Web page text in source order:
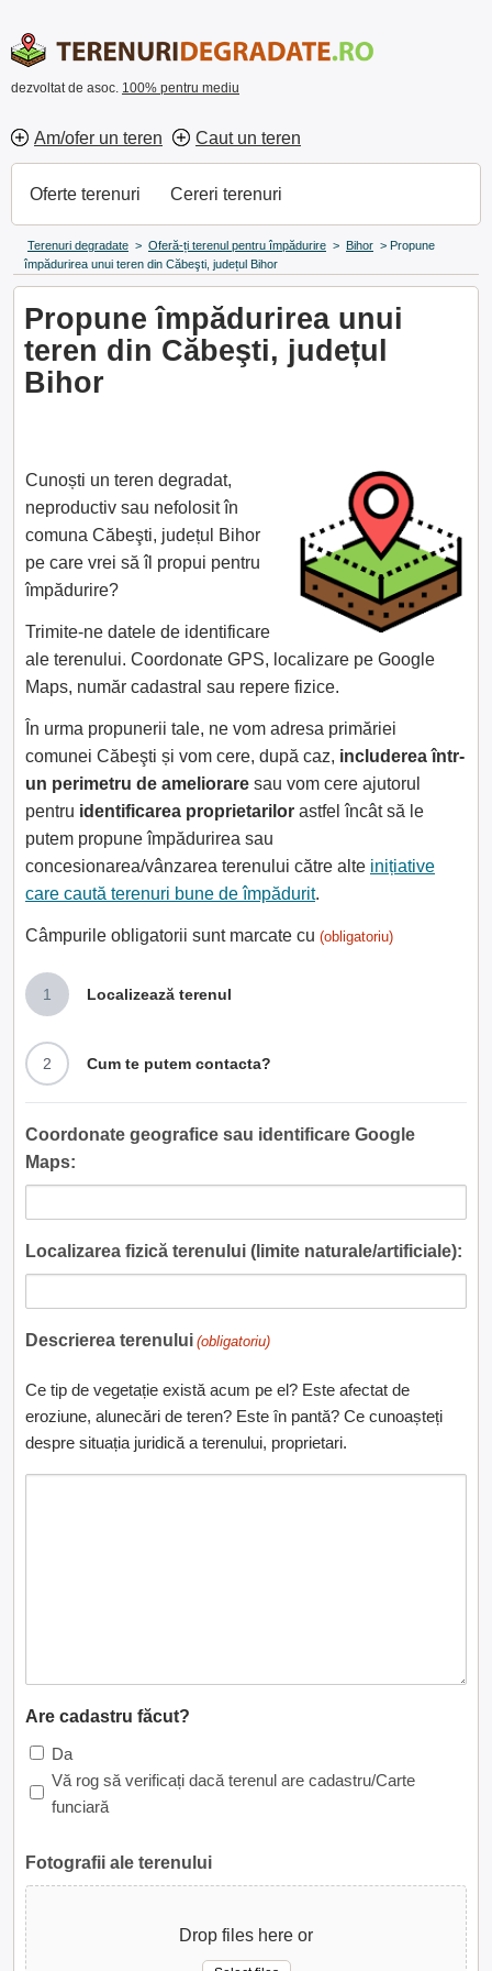
dezvoltat de asoc. 100% pentru mediu
Am/ofer un teren Caut un teren
Oferte terenuri Cereri terenuri
Terenuri degradate > Oferă-ți terenul pentru împădurire > Bihor > Propune
împădurirea unui teren din Căbeşti, județul Bihor
Propune împădurirea unui
teren din Căbeşti, județul
Bihor
Cunoști un teren degradat,
neproductiv sau nefolosit în
comuna Căbeşti, județul Bihor
pe care vrei să îl propui pentru
împădurire?
Trimite-ne datele de identificare
ale terenului. Coordonate GPS, localizare pe Google
Maps, număr cadastral sau repere fizice.
În urma propunerii tale, ne vom adresa primăriei
comunei Căbeşti și vom cere, după caz, includerea într-
un perimetru de ameliorare sau vom cere ajutorul
pentru identificarea proprietarilor astfel încât să le
putem propune împădurirea sau
concesionarea/vânzarea terenului către alte inițiative
care caută terenuri bune de împădurit.
Câmpurile obligatorii sunt marcate cu (obligatoriu)
1 Localizează terenul
2 Cum te putem contacta?
Coordonate geografice sau identificare Google
Maps:
Localizarea fizică terenului (limite naturale/artificiale):
Descrierea terenului (obligatoriu)
Ce tip de vegetație există acum pe el? Este afectat de
eroziune, alunecări de teren? Este în pantă? Ce cunoașteți
despre situația juridică a terenului, proprietari.
Are cadastru făcut?
Da
Vă rog să verificați dacă terenul are cadastru/Carte
funciară
Fotografii ale terenului
Drop files here or